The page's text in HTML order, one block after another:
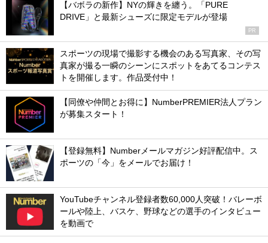
【バボラの新作】NYの輝きを纏う。「PURE
DRIVE」と最新シューズに限定モデルが登場
PR
スポーツの現場で撮影する機会のある写真家、その写
真家が撮る一瞬のシーンにスポットをあてるコンテス
トを開催します。作品受付中！
【同僚や仲間とお得に】NumberPREMIER法人プラン
が募集スタート！
【登録無料】Numberメールマガジン好評配信中。ス
ポーツの「今」をメールでお届け！
YouTubeチャンネル登録者数60,000人突破！バレーボ
ールや陸上、バスケ、野球などの選手のインタビュー
を動画で